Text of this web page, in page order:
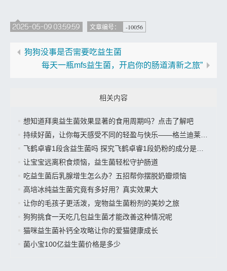
2025-05-09 03:59:59 文章编号： -10056
狗狗没事是否需要吃益生菌
每天一瓶mfs益生菌，开启你的肠道清新之旅”
相关内容
想知道拜奥益生菌效果显著的食用周期吗？点击了解吧
持续好菌，让你每天感受不同的轻盈与快乐——格兰迪莱益生菌来袭”
飞鹤卓睿1段含益生菌吗 探究飞鹤卓睿1段奶粉的成分是否有益生菌
让宝宝远离积食烦恼，益生菌轻松守护肠道
吃益生菌后乳腺增生怎么办？五招帮你摆脱奶瓣烦恼
高培冰纯益生菌究竟有多好用？真实效果大
让你的毛孩子更活泼，宠物益生菌粉剂的美妙之旅
狗狗挑食一天吃几包益生菌才能改善这种情况呢
猫咪益生菌补钙全攻略让你的爱猫健康成长
菌小宝100亿益生菌价格是多少